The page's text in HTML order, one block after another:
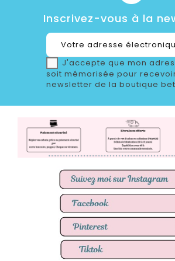
Inscrivez-vous à la
J'accepte que mon
soit mémorisée pour
newsletter de la boutique